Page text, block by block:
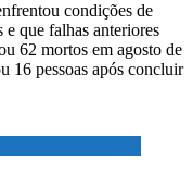
condições de
e que falhas anteriores
62 mortos em agosto de
16 pessoas após concluir